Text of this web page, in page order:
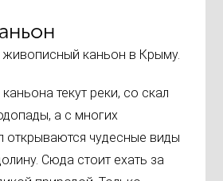
каньон в Крыму.
текут реки, со скал
а с многих
открываются чудесные виды
Сюда стоит ехать за